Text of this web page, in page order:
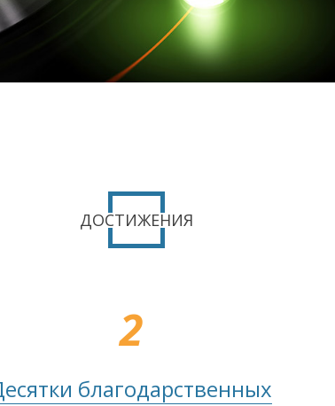
ДОСТИЖЕНИЯ
2
благодарственных